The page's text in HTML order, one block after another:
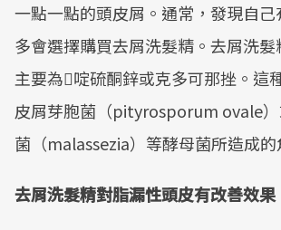
一點一點的頭皮屑。通常，發現自
多會選擇購買去屑洗髮精。去屑洗髮
主要為啶硫酮鋅或克多可那挫。這
皮屑芽胞菌（pityrosporum ovale
菌（malassezia）等酵母菌所造成的
去屑洗髮精對脂漏性頭皮有改善效果